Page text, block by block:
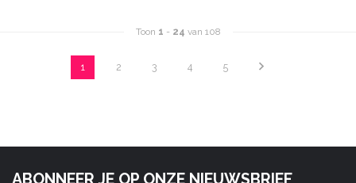
Toon 1 - 24 van 108
1 2 3 4 5
ABONNEER JE OP ONZE NIEUWSBRIEF